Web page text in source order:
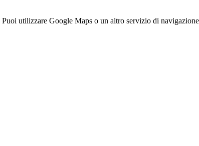
utilizzare Google Maps o un altro servizio di